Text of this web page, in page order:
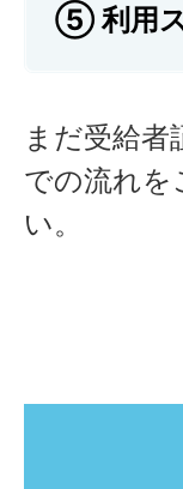
⑤ 利用
まだ受給
での流れを
い。